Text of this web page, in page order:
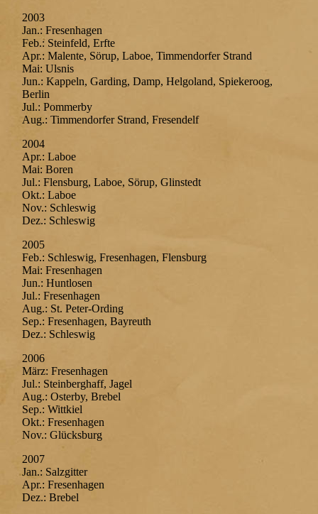
2003
Jan.: Fresenhagen
Feb.: Steinfeld, Erfte
Apr.: Malente, Sörup, Laboe, Timmendorfer Strand
Mai: Ulsnis
Jun.: Kappeln, Garding, Damp, Helgoland, Spiekeroog,
Berlin
Jul.: Pommerby
Aug.: Timmendorfer Strand, Fresendelf
2004
Apr.: Laboe
Mai: Boren
Jul.: Flensburg, Laboe, Sörup, Glinstedt
Okt.: Laboe
Nov.: Schleswig
Dez.: Schleswig
2005
Feb.: Schleswig, Fresenhagen, Flensburg
Mai: Fresenhagen
Jun.: Huntlosen
Jul.: Fresenhagen
Aug.: St. Peter-Ording
Sep.: Fresenhagen, Bayreuth
Dez.: Schleswig
2006
März: Fresenhagen
Jul.: Steinberghaff, Jagel
Aug.: Osterby, Brebel
Sep.: Wittkiel
Okt.: Fresenhagen
Nov.: Glücksburg
2007
Jan.: Salzgitter
Apr.: Fresenhagen
Dez.: Brebel